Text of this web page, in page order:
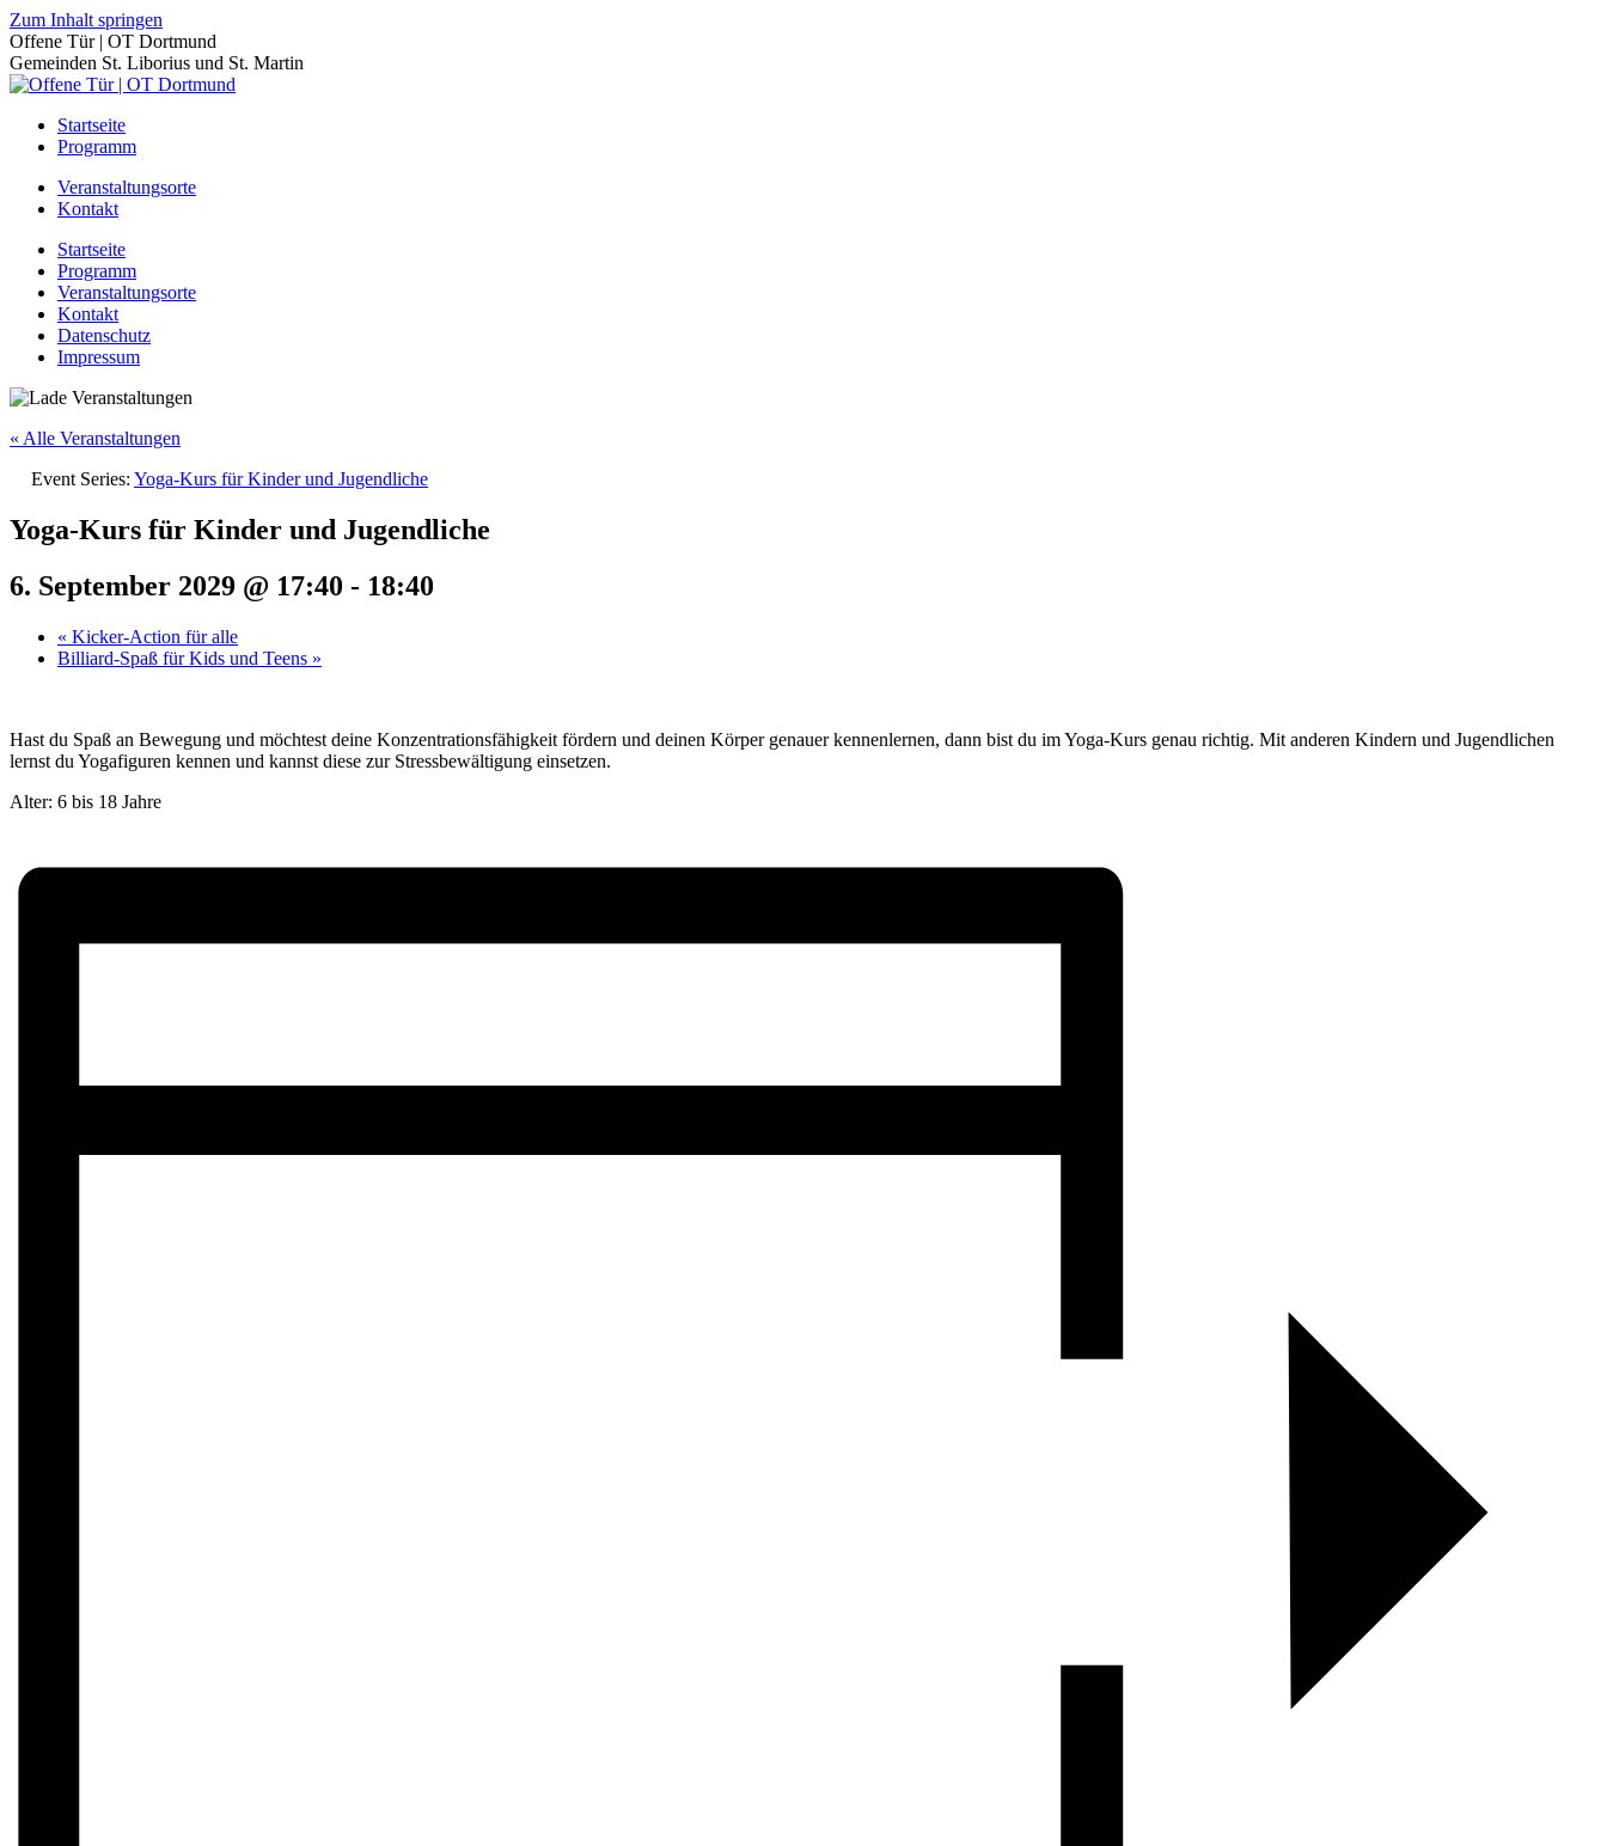
Zum Inhalt springen
Offene Tür | OT Dortmund
Gemeinden St. Liborius und St. Martin
Startseite
Programm
Veranstaltungsorte
Kontakt
Startseite
Programm
Veranstaltungsorte
Kontakt
Datenschutz
Impressum
« Alle Veranstaltungen
Event Series: Yoga-Kurs für Kinder und Jugendliche
Yoga-Kurs für Kinder und Jugendliche
6. September 2029 @ 17:40 - 18:40
« Kicker-Action für alle
Billiard-Spaß für Kids und Teens »
Hast du Spaß an Bewegung und möchtest deine Konzentrationsfähigkeit fördern und deinen Körper genauer kennenlernen, dann bist du im Yoga-Kurs genau richtig. Mit anderen Kindern und Jugendlichen
lernst du Yogafiguren kennen und kannst diese zur Stressbewältigung einsetzen.
Alter: 6 bis 18 Jahre